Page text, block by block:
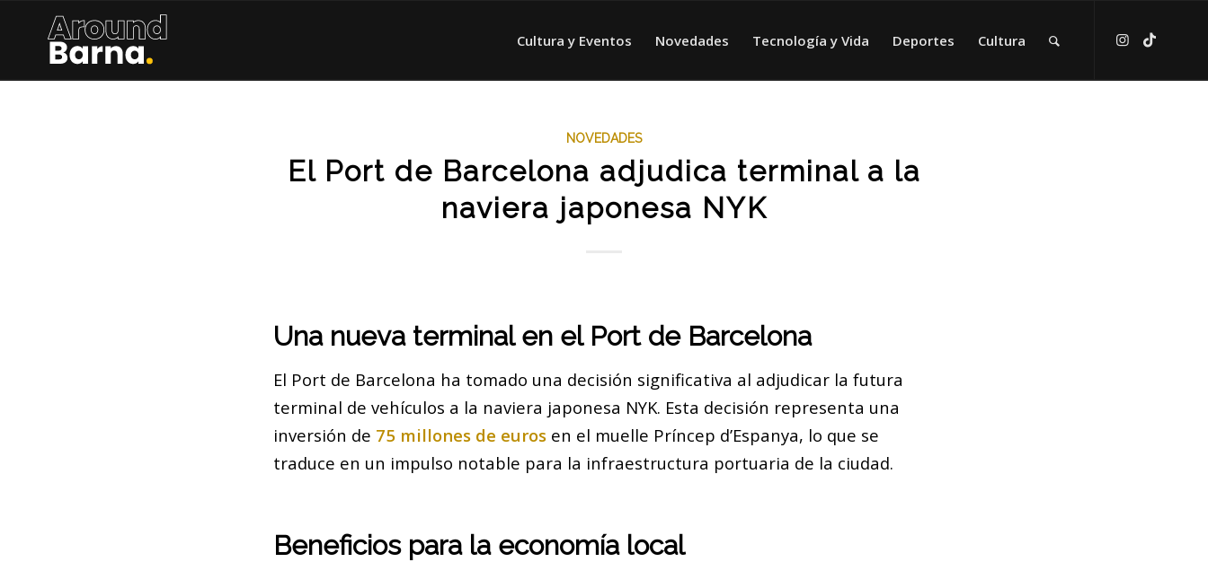
Cultura y Eventos Novedades Tecnología y Vida Deportes Cultura
NOVEDADES
El Port de Barcelona adjudica terminal a la
naviera japonesa NYK
Una nueva terminal en el Port de Barcelona
El Port de Barcelona ha tomado una decisión significativa al adjudicar la futura
terminal de vehículos a la naviera japonesa NYK. Esta decisión representa una
inversión de 75 millones de euros en el muelle Príncep d’Espanya, lo que se
traduce en un impulso notable para la infraestructura portuaria de la ciudad.
Beneficios para la economía local